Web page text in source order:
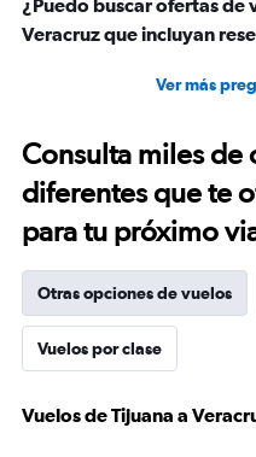
¿Puedo buscar ofertas de
Veracruz que incluyan
Ver más
Consulta miles de
diferentes que te
para tu próximo
Otras opciones de vuelos
Vuelos por clase
Vuelos de Tijuana a